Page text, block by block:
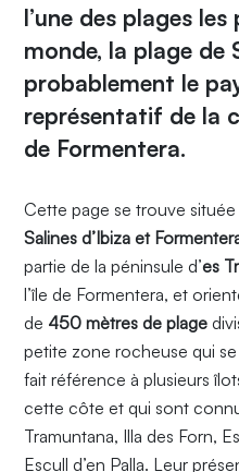
l’une des plages les
monde, la plage de
probablement le
représentatif de la
de Formentera.
Cette page se trouve située
Salines d’Ibiza et
partie de la péninsule d’es
l’île de Formentera, et
de 450 mètres de plage
petite zone rocheuse qui
fait référence à plusieurs
cette côte et qui sont
Tramuntana, Illa des Forn,
Escull d’en Palla. Leur